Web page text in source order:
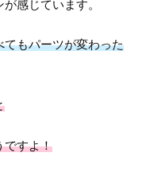
感じています。
もパーツが変わった
ですよ！